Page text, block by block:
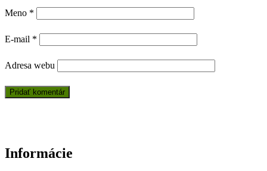
Meno *
E-mail *
Adresa webu
Informácie